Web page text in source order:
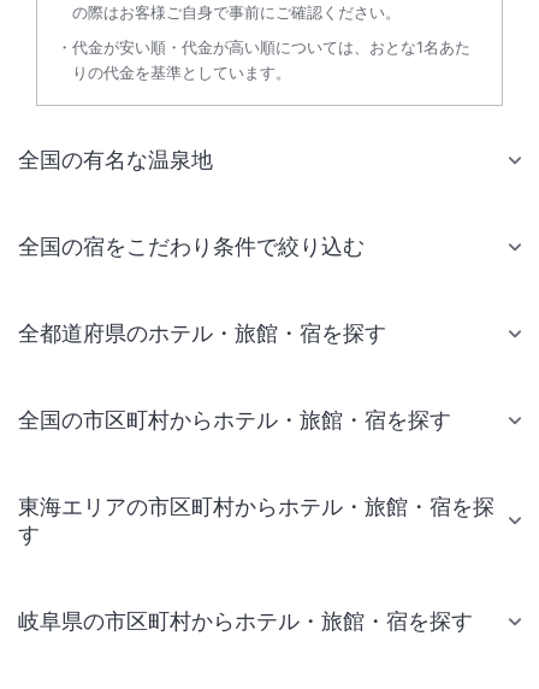
の際はお客様ご自身で事前にご確認ください。
代金が安い順・代金が高い順については、おとな1名あた
りの代金を基準としています。
全国の有名な温泉地
全国の宿をこだわり条件で絞り込む
全都道府県のホテル・旅館・宿を探す
全国の市区町村からホテル・旅館・宿を探す
東海エリアの市区町村からホテル・旅館・宿を探
す
岐阜県の市区町村からホテル・旅館・宿を探す